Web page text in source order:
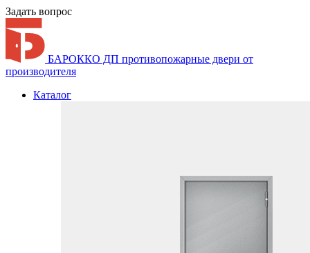
Задать вопрос
БАРОККО ДП противопожарные двери от
производителя
Каталог